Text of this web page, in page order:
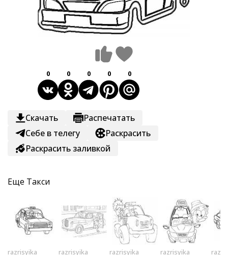
0 0 0 0 0
Скачать
Распечатать
Себе в телегу
Раскрасить
Раскрасить заливкой
Еще Такси
razrisyika razrisyika razrisyika razrisyika